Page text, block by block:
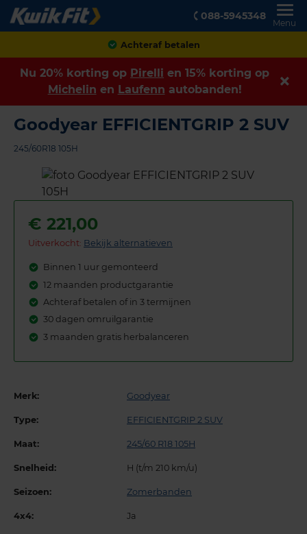
088-5945348
Menu
Achteraf betalen
Nu 20% korting op Pirelli en 15% korting op
Michelin en Laufenn autobanden!
Goodyear EFFICIENTGRIP 2 SUV
245/60R18 105H
€ 221,00
Uitverkocht: Bekijk alternatieven
Binnen 1 uur gemonteerd
12 maanden productgarantie
Achteraf betalen of in 3 termijnen
30 dagen omruilgarantie
3 maanden gratis herbalanceren
Merk: Goodyear
Type: EFFICIENTGRIP 2 SUV
Maat: 245/60 R18 105H
Snelheid: H (t/m 210 km/u)
Seizoen: Zomerbanden
4x4: Ja